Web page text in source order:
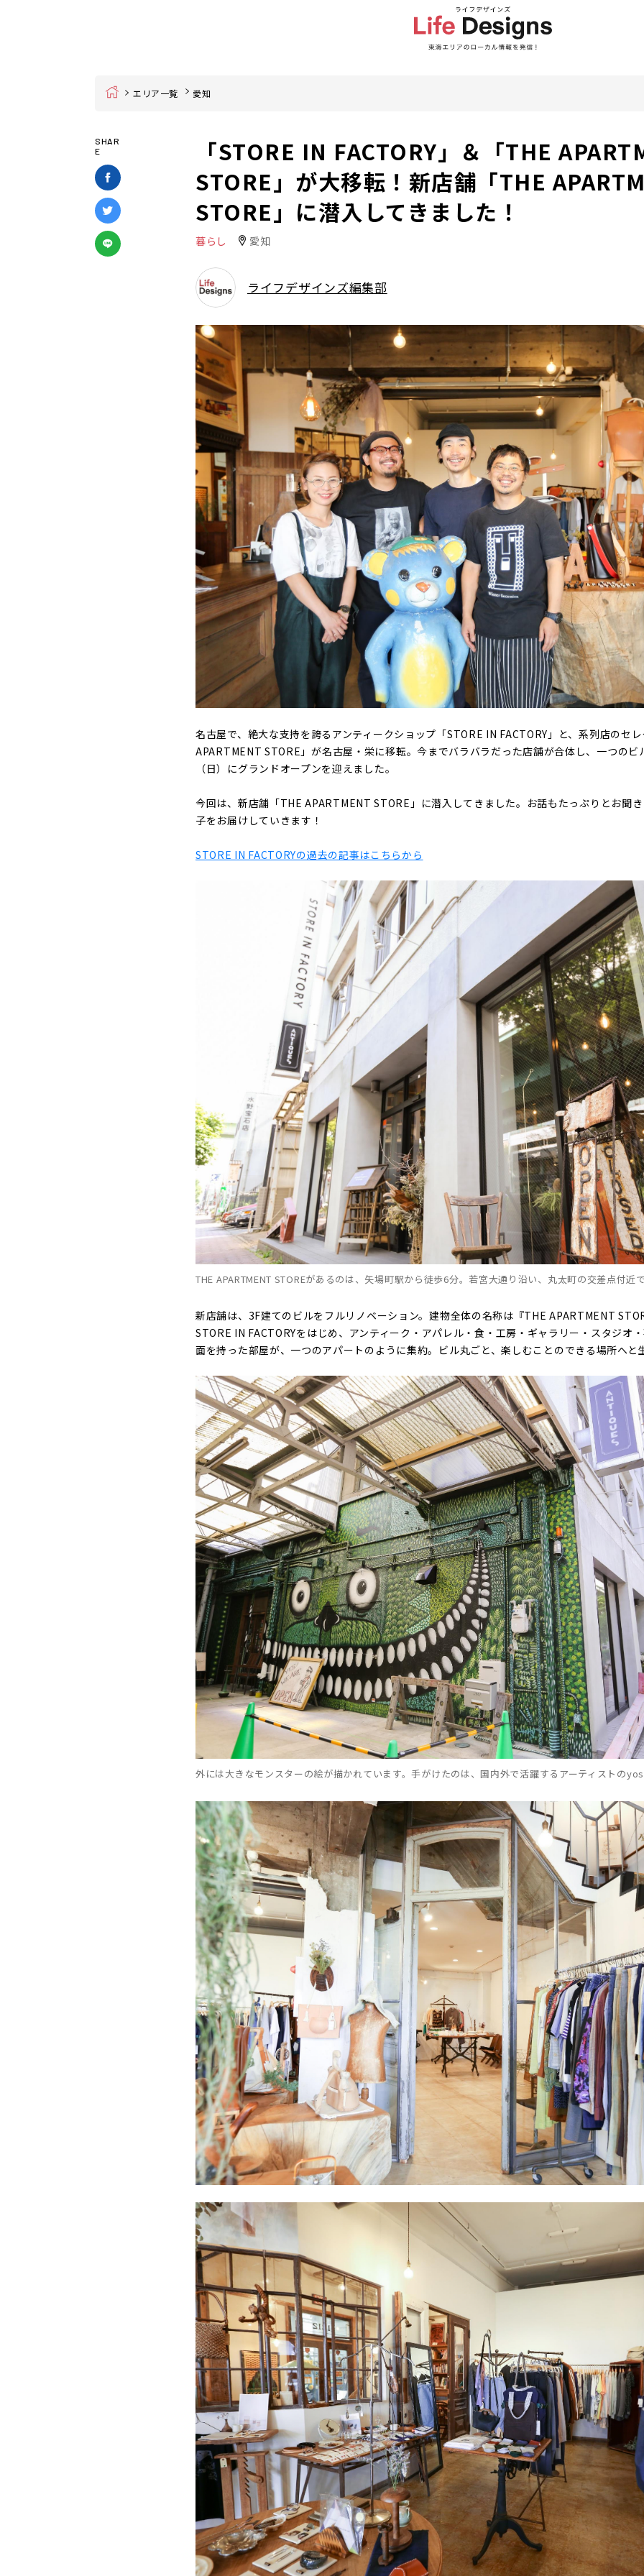
Home エリア一覧 愛知
SHAR
E
「STORE IN FACTORY」＆「THE
STORE」が大移転！新店舗「THE
STORE」に潜入してきました！
暮らし 愛知
ライフデザインズ編集部
名古屋で、絶大な支持を誇るアンティークショップ「STORE IN FACTORY」と、系列店のセ
APARTMENT STORE」が名古屋・栄に移転。今までバラバラだった店舗が合体し、一つの
（日）にグランドオープンを迎えました。
今回は、新店舗「THE APARTMENT STORE」に潜入してきました。お話もたっぷりとお聞
子をお届けしていきます！
STORE IN FACTORYの過去の記事はこちらから
THE APARTMENT STOREがあるのは、矢場町駅から徒歩6分。若宮大通り沿い、丸太町の交差点付近
新店舗は、3F建てのビルをフルリノベーション。建物全体の名称は『THE APARTMENT
STORE IN FACTORYをはじめ、アンティーク・アパレル・食・工房・ギャラリー・スタジオ
面を持った部屋が、一つのアパートのように集約。ビル丸ごと、楽しむことのできる場所へと
外には大きなモンスターの絵が描かれています。手がけたのは、国内外で活躍するアーティストの